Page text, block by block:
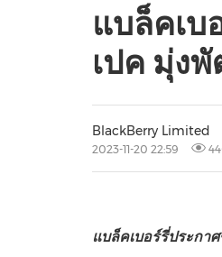
แบล็คเบ
เปค มุ่ง
BlackBerry Limited
2023-11-20 22:59
แบล็คเบอร์รี่ประกา